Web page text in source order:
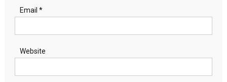
Email *
Website